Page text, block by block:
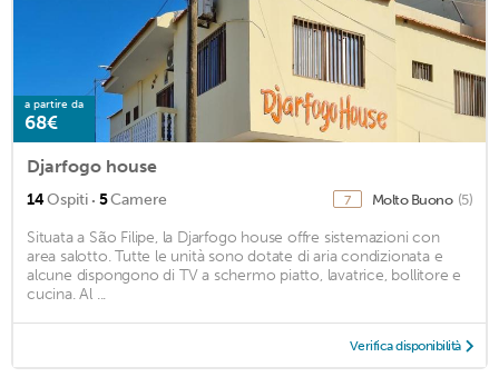
a partire da
68€
Djarfogo house
14Ospiti · 5Camere 7 Molto Buono (5)
Situata a São Filipe, la Djarfogo house offre sistemazioni con
area salotto. Tutte le unità sono dotate di aria condizionata e
alcune dispongono di TV a schermo piatto, lavatrice, bollitore e
cucina. Al ...
Verifica disponibilità